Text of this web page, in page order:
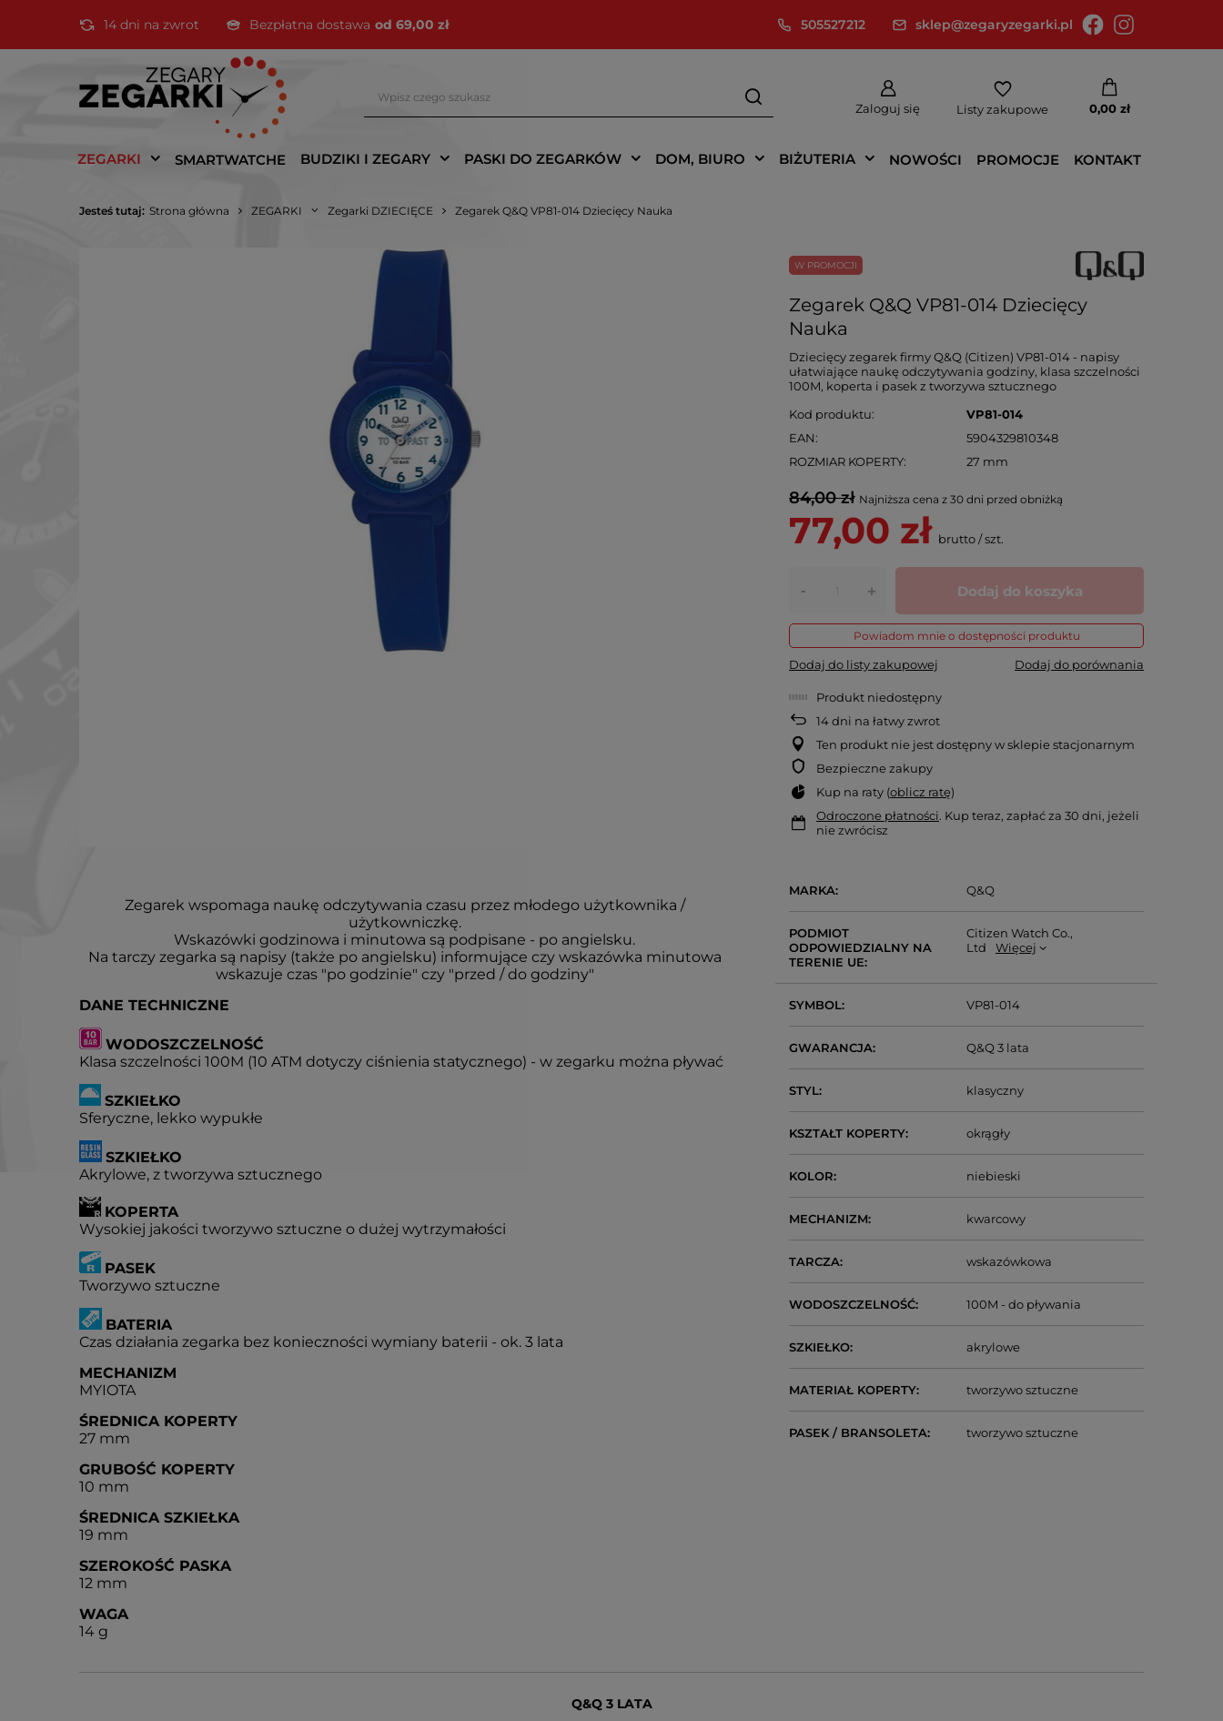
14 dni na zwrot Bezpłatna dostawa od 69,00 zł 505527212 sklep@zegaryzegarki.pl
Zaloguj się Listy zakupowe 0,00 zł
ZEGARKI SMARTWATCHE BUDZIKI I ZEGARY PASKI DO ZEGARKÓW DOM, BIURO BIŻUTERIA NOWOŚCI PROMOCJE KONTAKT
Jesteś tutaj: Strona główna ZEGARKI Zegarki DZIECIĘCE Zegarek Q&Q VP81-014 Dziecięcy Nauka
W PROMOCJI
Zegarek Q&Q VP81-014 Dziecięcy
Nauka
Dziecięcy zegarek firmy Q&Q (Citizen) VP81-014 - napisy
ułatwiające naukę odczytywania godziny, klasa szczelności
100M, koperta i pasek z tworzywa sztucznego
Kod produktu
VP81-014
EAN
5904329810348
ROZMIAR KOPERTY
27 mm
84,00 zł Najniższa cena z 30 dni przed obniżką
77,00 zł brutto/szt.
- + Dodaj do koszyka
Powiadom mnie o dostępności produktu
Dodaj do listy zakupowej Dodaj do porównania
Produkt niedostępny
14dni na łatwy zwrot
Ten produkt nie jest dostępny w sklepie stacjonarnym
Bezpieczne zakupy
Kup na raty (oblicz ratę)
Odroczone płatności. Kup teraz, zapłać za 30 dni, jeżeli
nie zwrócisz
Zegarek wspomaga naukę odczytywania czasu przez młodego użytkownika /
użytkowniczkę.
Wskazówki godzinowa i minutowa są podpisane - po angielsku.
Na tarczy zegarka są napisy (także po angielsku) informujące czy wskazówka minutowa
wskazuje czas "po godzinie" czy "przed / do godziny"
DANE TECHNICZNE
WODOSZCZELNOŚĆ
Klasa szczelności 100M (10 ATM dotyczy ciśnienia statycznego) - w zegarku można pływać
SZKIEŁKO
Sferyczne, lekko wypukłe
SZKIEŁKO
Akrylowe, z tworzywa sztucznego
KOPERTA
Wysokiej jakości tworzywo sztuczne o dużej wytrzymałości
PASEK
Tworzywo sztuczne
BATERIA
Czas działania zegarka bez konieczności wymiany baterii - ok. 3 lata
MECHANIZM
MYIOTA
ŚREDNICA KOPERTY
27 mm
GRUBOŚĆ KOPERTY
10 mm
ŚREDNICA SZKIEŁKA
19 mm
SZEROKOŚĆ PASKA
12 mm
WAGA
14 g
MARKA Q&Q
PODMIOT
ODPOWIEDZIALNY NA
TERENIE UE
Citizen Watch Co.,
Ltd
Więcej
SYMBOL VP81-014
GWARANCJA Q&Q 3 lata
STYL klasyczny
KSZTAŁT KOPERTY okrągły
KOLOR niebieski
MECHANIZM kwarcowy
TARCZA wskazówkowa
WODOSZCZELNOŚĆ 100M - do pływania
SZKIEŁKO akrylowe
MATERIAŁ KOPERTY tworzywo sztuczne
PASEK / BRANSOLETA tworzywo sztuczne
Q&Q 3 LATA